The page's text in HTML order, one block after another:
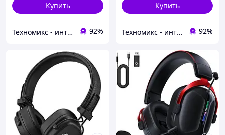
Купить
Техномикс - интернет - магазин качественной техники, электроники и других товаров для дома и работы 92%
Купить
Техномикс - интернет - магазин качественной техники, электроники и других товаров для дома и работы 92%